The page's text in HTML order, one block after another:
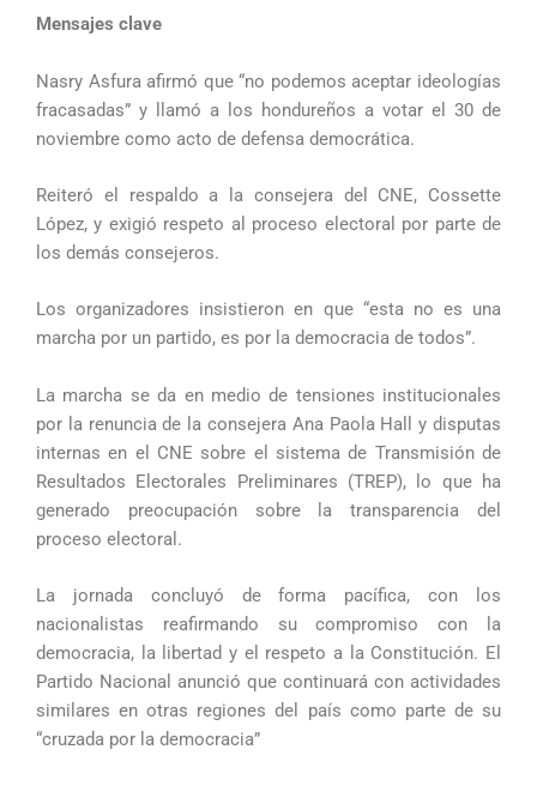
Mensajes clave
Nasry Asfura afirmó que “no podemos aceptar ideologías
fracasadas” y llamó a los hondureños a votar el 30 de
noviembre como acto de defensa democrática.
Reiteró el respaldo a la consejera del CNE, Cossette
López, y exigió respeto al proceso electoral por parte de
los demás consejeros.
Los organizadores insistieron en que “esta no es una
marcha por un partido, es por la democracia de todos”.
La marcha se da en medio de tensiones institucionales
por la renuncia de la consejera Ana Paola Hall y disputas
internas en el CNE sobre el sistema de Transmisión de
Resultados Electorales Preliminares (TREP), lo que ha
generado preocupación sobre la transparencia del
proceso electoral.
La jornada concluyó de forma pacífica, con los
nacionalistas reafirmando su compromiso con la
democracia, la libertad y el respeto a la Constitución. El
Partido Nacional anunció que continuará con actividades
similares en otras regiones del país como parte de su
“cruzada por la democracia”